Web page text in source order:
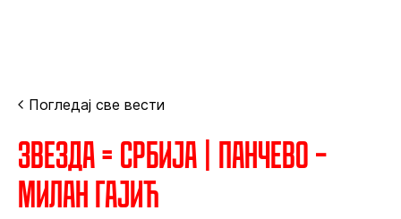
Погледај све вести
Звезда = Србија | Панчево –
Милан Гајић